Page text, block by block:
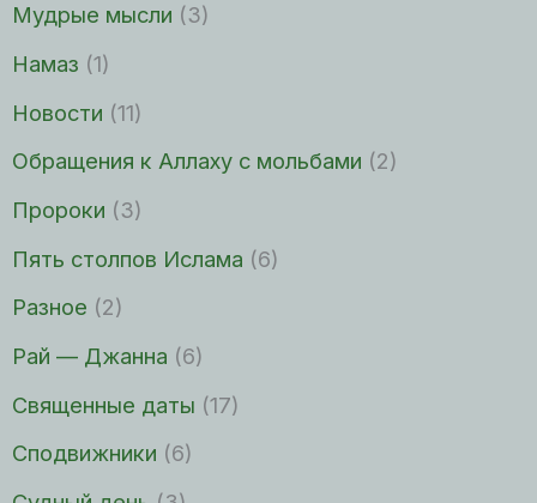
Мудрые мысли (3)
Намаз (1)
Новости (11)
Обращения к Аллаху с мольбами (2)
Пророки (3)
Пять столпов Ислама (6)
Разное (2)
Рай — Джанна (6)
Священные даты (17)
Сподвижники (6)